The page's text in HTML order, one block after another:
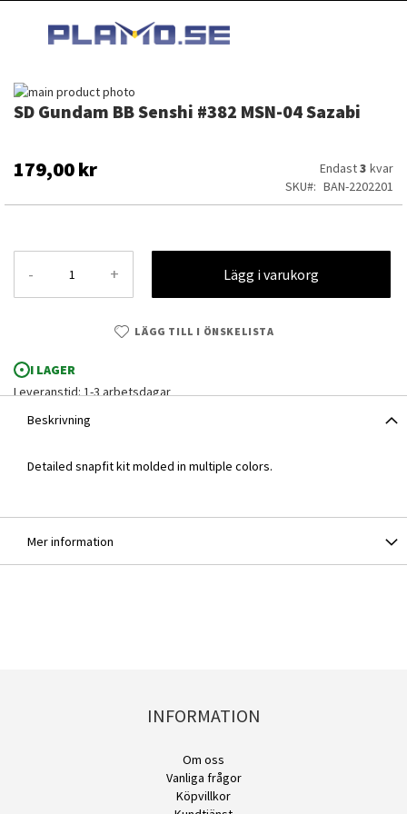
INNEHÅLLET
SD Gundam BB Senshi #382 MSN-04 Sazabi
179,00 kr Endast3 kvar
SKU
BAN-2202201
- + Lägg i varukorg
LÄGG TILL I ÖNSKELISTA
I LAGER
Leveranstid: 1-3 arbetsdagar
Hoppa
till
bildgalleriet
SD Gundam BB Senshi #382 MSN-04 Sazabi
Hoppa
av
bildgalleriet
Beskrivning
Detailed snapfit kit molded in multiple colors.
Mer information
INFORMATION
Om oss
Vanliga frågor
Köpvillkor